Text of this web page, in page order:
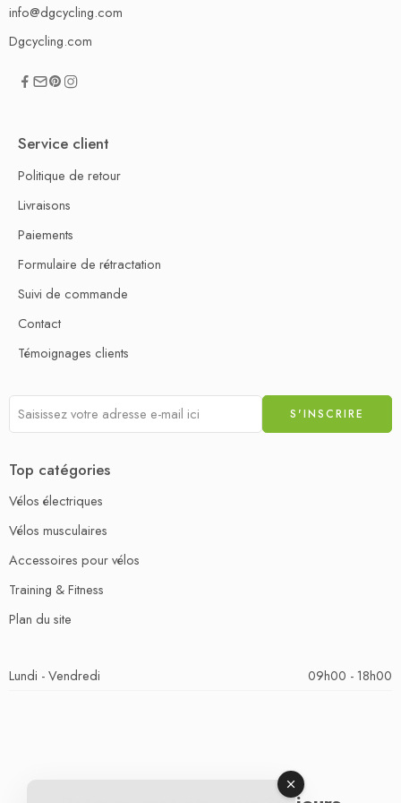
info@dgcycling.com
Dgcycling.com
Service client
Politique de retour
Livraisons
Paiements
Formulaire de rétractation
Suivi de commande
Contact
Témoignages clients
Top catégories
Vélos électriques
Vélos musculaires
Accessoires pour vélos
Training & Fitness
Plan du site
Lundi - Vendredi 09h00 - 18h00